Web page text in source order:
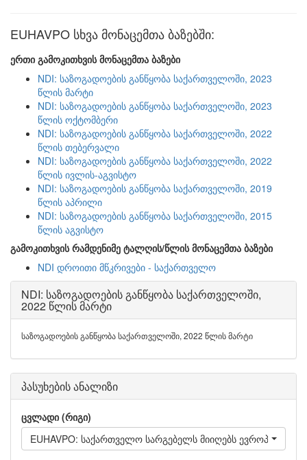
EUHAVPO სხვა მონაცემთა ბაზებში:
ერთი გამოკითხვის მონაცემთა ბაზები
NDI: საზოგადოების განწყობა საქართველოში, 2023
წლის მარტი
NDI: საზოგადოების განწყობა საქართველოში, 2023
წლის ოქტომბერი
NDI: საზოგადოების განწყობა საქართველოში, 2022
წლის თებერვალი
NDI: საზოგადოების განწყობა საქართველოში, 2022
წლის ივლის-აგვისტო
NDI: საზოგადოების განწყობა საქართველოში, 2019
წლის აპრილი
NDI: საზოგადოების განწყობა საქართველოში, 2015
წლის აგვისტო
გამოკითხვის რამდენიმე ტალღის/წლის მონაცემთა ბაზები
NDI დროითი მწკრივები - საქართველო
NDI: საზოგადოების განწყობა საქართველოში,
2022 წლის მარტი
საზოგადოების განწყობა საქართველოში, 2022 წლის მარტი
პასუხების ანალიზი
ცვლადი (რიგი)
EUHAVPO: საქართველო სარგებელს მიიღებს ევროპული